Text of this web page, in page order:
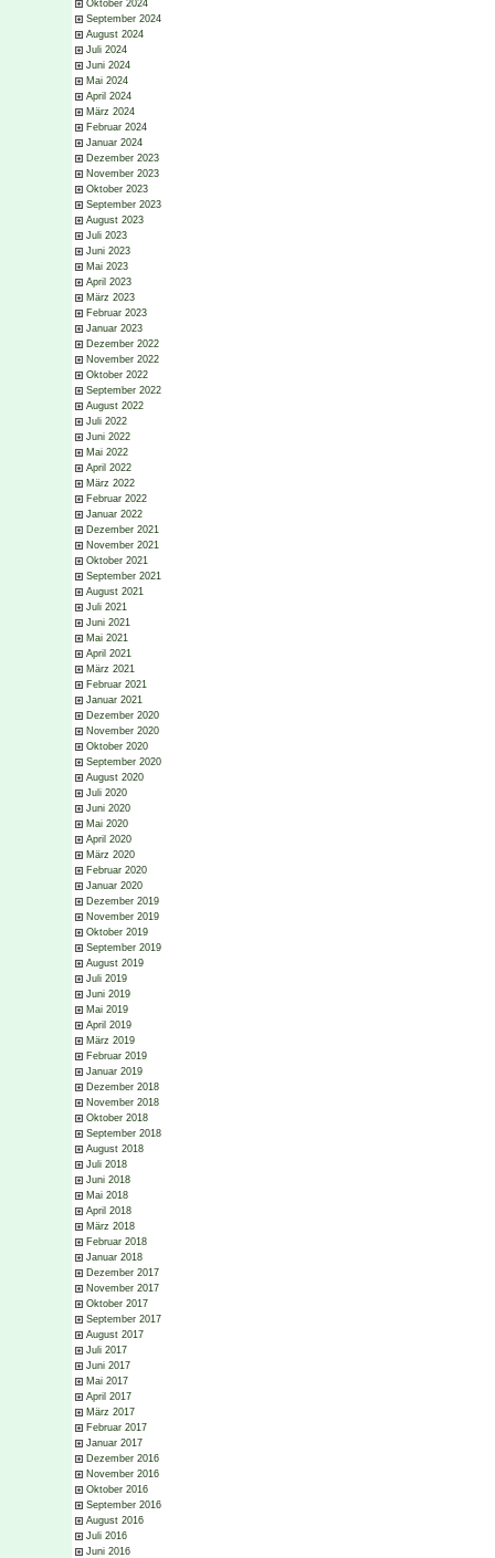
Oktober 2024
September 2024
August 2024
Juli 2024
Juni 2024
Mai 2024
April 2024
März 2024
Februar 2024
Januar 2024
Dezember 2023
November 2023
Oktober 2023
September 2023
August 2023
Juli 2023
Juni 2023
Mai 2023
April 2023
März 2023
Februar 2023
Januar 2023
Dezember 2022
November 2022
Oktober 2022
September 2022
August 2022
Juli 2022
Juni 2022
Mai 2022
April 2022
März 2022
Februar 2022
Januar 2022
Dezember 2021
November 2021
Oktober 2021
September 2021
August 2021
Juli 2021
Juni 2021
Mai 2021
April 2021
März 2021
Februar 2021
Januar 2021
Dezember 2020
November 2020
Oktober 2020
September 2020
August 2020
Juli 2020
Juni 2020
Mai 2020
April 2020
März 2020
Februar 2020
Januar 2020
Dezember 2019
November 2019
Oktober 2019
September 2019
August 2019
Juli 2019
Juni 2019
Mai 2019
April 2019
März 2019
Februar 2019
Januar 2019
Dezember 2018
November 2018
Oktober 2018
September 2018
August 2018
Juli 2018
Juni 2018
Mai 2018
April 2018
März 2018
Februar 2018
Januar 2018
Dezember 2017
November 2017
Oktober 2017
September 2017
August 2017
Juli 2017
Juni 2017
Mai 2017
April 2017
März 2017
Februar 2017
Januar 2017
Dezember 2016
November 2016
Oktober 2016
September 2016
August 2016
Juli 2016
Juni 2016